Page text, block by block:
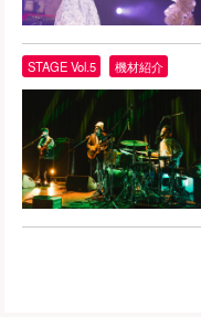
STAGE Vol.5 機材紹介